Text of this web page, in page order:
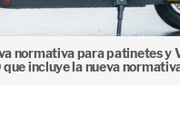
normativa para patinetes y
que incluye la nueva